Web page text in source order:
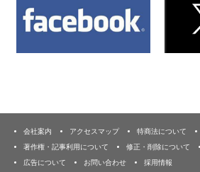
会社案内 アクセスマップ 特商法について
著作権・記事利用について
修正・削除について
広告について
お問い合わせ 採用情報